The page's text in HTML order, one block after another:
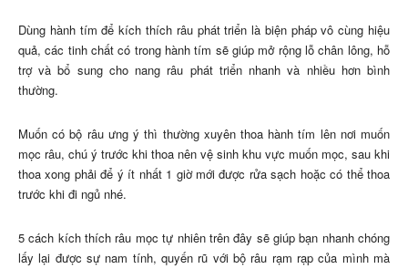
Dùng hành tím để kích thích râu phát triển là biện pháp vô cùng hiệu
quả, các tinh chất có trong hành tím sẽ giúp mở rộng lỗ chân lông, hỗ
trợ và bổ sung cho nang râu phát triển nhanh và nhiều hơn bình
thường.
Muốn có bộ râu ưng ý thì thường xuyên thoa hành tím lên nơi muốn
mọc râu, chú ý trước khi thoa nên vệ sinh khu vực muốn mọc, sau khi
thoa xong phải để ý ít nhất 1 giờ mới được rửa sạch hoặc có thể thoa
trước khi đi ngủ nhé.
5 cách kích thích râu mọc tự nhiên trên đây sẽ giúp bạn nhanh chóng
lấy lại được sự nam tính, quyến rũ với bộ râu rạm rạp của mình mà